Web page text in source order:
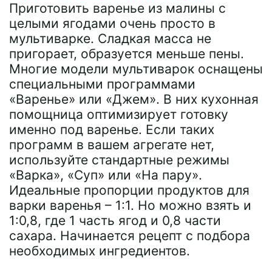
Приготовить варенье из малины с
целыми ягодами очень просто в
мультиварке. Сладкая масса не
пригорает, образуется меньше пены.
Многие модели мультиварок оснащены
специальными программами
«Варенье» или «Джем». В них кухонная
помощница оптимизирует готовку
именно под варенье. Если таких
программ в вашем агрегате нет,
используйте стандартные режимы
«Варка», «Суп» или «На пару».
Идеальные пропорции продуктов для
варки варенья – 1:1. Но можно взять и
1:0,8, где 1 часть ягод и 0,8 части
сахара. Начинается рецепт с подбора
необходимых ингредиентов.